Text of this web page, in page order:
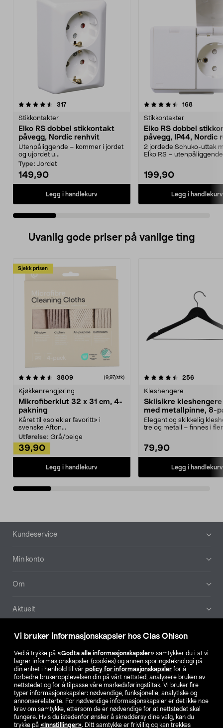
Vi bruker informasjonskapsler hos Clas Ohlson
Ved å trykke på «Godta alle informasjonskapsler» samtykker du i at vi
lagrer informasjonskapsler (cookies) og annen sporingsteknologi på
din enhet i henhold til vår policy for informasjonskapsler for å
forbedre brukeropplevelsen din på vårt nettsted, analysere bruken av
nettstedet og for å tilpasse våre markedsføringstiltak. Vi bruker fire
typer informasjonskapsler: nødvendige, funksjonelle, analytiske og
annonserelaterte. For nødvendige informasjonskapsler er det ikke noe
krav om samtykke, ettersom de er nødvendige for at nettstedet skal
fungere. Hvis du istedenfor ønsker å skreddersy dine valg, kan du
trykke på «Innstillinger». Ditt samtykke er frivillig og kan trekkes
317anmeldelser
Stikkontakter
Elko RS dobbel stikkontakt
påvegg, Nordic renhvit
Utenpåliggende – kommer i jordet
og ujordet u...
Type: Jordet
149,90
Legg i handlekurv
4.5 av 5 stjerner 168
Stikkontakter
Elko RS dobbel
påvegg, IP44, Nordic
2 jordede Schuko-uttak
Elko RS – utenpåliggende
199,90
Legg i handlekurv
4.5 av 5 stjerner
Uvanlig gode priser på vanlige ting
Sjekk prisen
3809anmeldelser(9,97/stk)
Kjøkkenrengjøring
Mikrofiberklut 32 x 31 cm, 4-
pakning
Kåret til «soleklar favoritt» i
svenske Afton...
Utførelse: Grå/beige
39,90
Legg i handlekurv
4.5av 5 stjerner 256
Kleshengere
Sklisikre
med metallpinne, 8-
Elegant og skikkelig
tre og metall – finnes i
79,90
Legg i handlekurv
4.5av 5 stjerner
Bunntekst
Kundeservice
Min konto
Om
Aktuelt
Våre selskaper
Finn din butikk
SE NO FI